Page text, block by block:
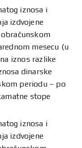
iznosa i
izdvojene
mesecu (u
iznos razlike
dinarske
periodu – po
stope
iznosa i
izdvojene